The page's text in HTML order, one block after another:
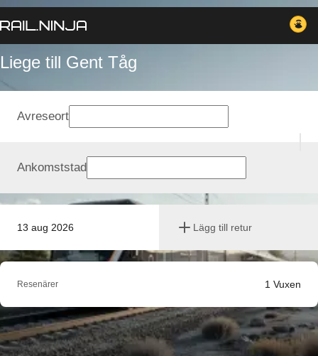
Liege till Gent Tåg
13 aug 2026 Lägg till retur
Avreseort
Ankomststad
Resenärer 1 Vuxen